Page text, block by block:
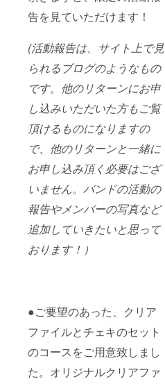
告を見ていただけます！
(活動報告は、サイト上で見
られるブログのようなもの
です。他のリターンにお申
し込みいただいた方もご覧
頂けるものになりますの
で、他のリターンと一緒に
お申し込み頂く必要はござ
いません。バンドの活動の
報告やメンバーの写真など
追加していきたいと思って
おります！）
●ご要望のあった、クリア
ファイルとチェキのセット
のコースをご用意致しまし
た。オリジナルクリアファ